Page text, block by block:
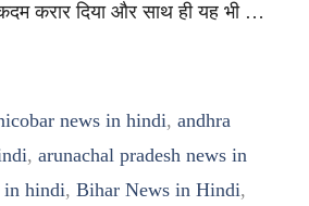
करार दिया और साथ ही यह भी …
news in hindi, andhra
, arunachal pradesh news in
in hindi, Bihar News in Hindi,